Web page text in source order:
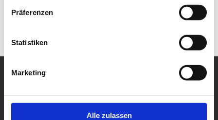
Präferenzen
Statistiken
Marketing
Alle zulassen